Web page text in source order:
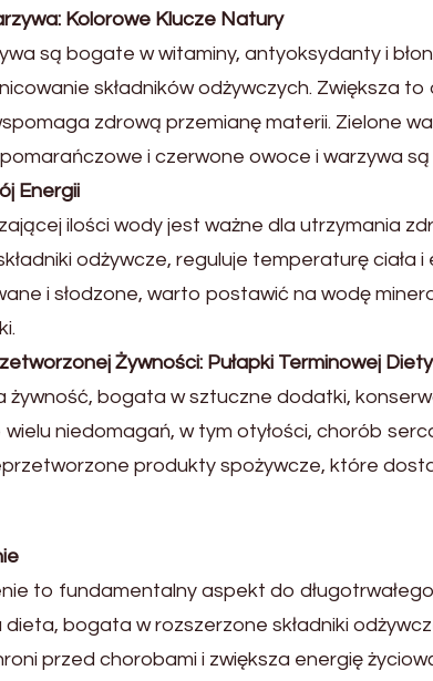
Kolorowe Klucze Natury
są bogate w witaminy, antyoksydanty i
składników odżywczych. Zwiększa
zdrową przemianę materii. Zielone
i czerwone owoce i warzywa
Energii
ilości wody jest ważne dla utrzymania
odżywcze, reguluje temperaturę ciała
i słodzone, warto postawić na wodę
Żywności: Pułapki Terminowej Diety
żywność, bogata w sztuczne dodatki,
niedomagań, w tym otyłości, chorób
produkty spożywcze, które
to fundamentalny aspekt do
dieta, bogata w rozszerzone składniki
przed chorobami i zwiększa energię